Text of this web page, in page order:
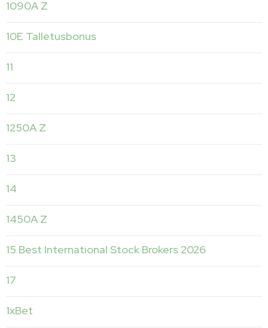
1090A Z
10E Talletusbonus
11
12
1250A Z
13
14
1450A Z
15 Best International Stock Brokers 2026
17
1xBet